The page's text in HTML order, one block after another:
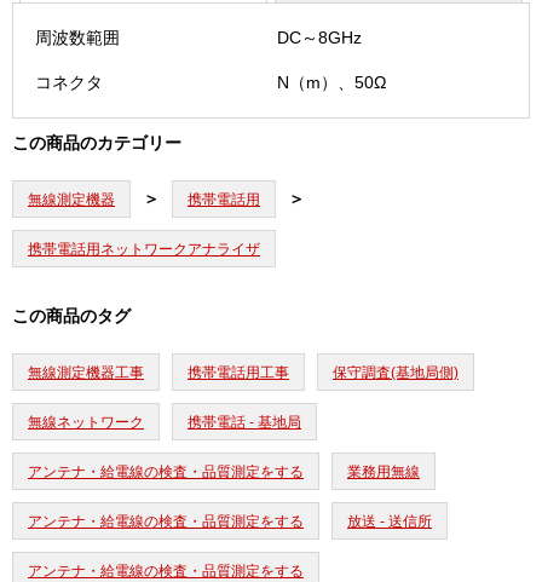
周波数範囲 DC～8GHz
コネクタ N（m）、50Ω
この商品のカテゴリー
無線測定機器 携帯電話用
携帯電話用ネットワークアナライザ
この商品のタグ
無線測定機器工事 携帯電話用工事 保守調査(基地局側)
無線ネットワーク 携帯電話 - 基地局
アンテナ・給電線の検査・品質測定をする 業務用無線
アンテナ・給電線の検査・品質測定をする 放送 - 送信所
アンテナ・給電線の検査・品質測定をする